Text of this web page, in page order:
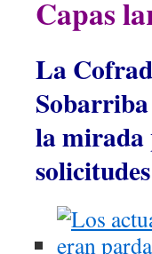
Capas
La
la mirada